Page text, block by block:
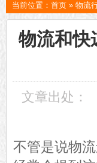
当前位置： 首页 » 物流
物流和快
文章出处：
不管是说物